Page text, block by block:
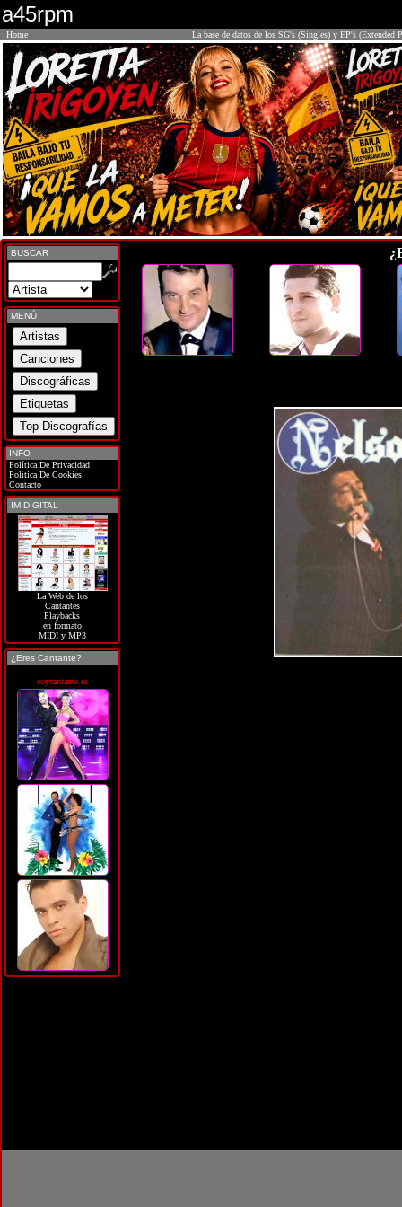
a45rpm
Home La base de datos de los SG's (Singles) y EP's (Extended
BUSCAR
MENÚ
INFO
Política De Privacidad
Política De Cookies
Contacto
IM DIGITAL
La Web de los
Cantantes
Playbacks
en formato
MIDI y MP3
¿Eres Cantante?
soycantante.es